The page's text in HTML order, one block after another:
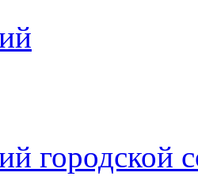
городской